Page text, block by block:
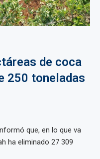
de coca
250 toneladas
que, en lo que va
ha eliminado 27 309